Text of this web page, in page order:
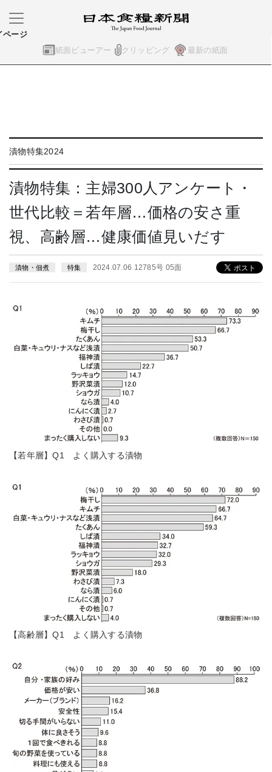
紙面ビューアー クリッピング 最新の紙面
ページ
漬物特集2024
漬物特集：主婦300人アンケート・
世代比較＝若年層…価格の安さ重
視、高齢層…健康価値見いだす
漬物・佃煮 特集 2024.07.06 12785号 05面
【若年層】Q1 よく購入する漬物
【高齢層】Q1 よく購入する漬物